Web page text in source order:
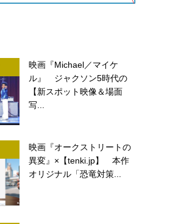
映画『Michael／マイケ
ル』 ジャクソン5時代の
【新スポット映像＆場面
写...
映画『オークストリートの
異変』×【tenki.jp】 本作
オリジナル「恐竜対策...